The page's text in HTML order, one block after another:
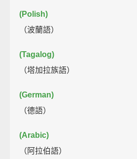
(Polish)
（波蘭語）
(Tagalog)
（塔加拉族語）
(German)
（德語）
(Arabic)
（阿拉伯語）